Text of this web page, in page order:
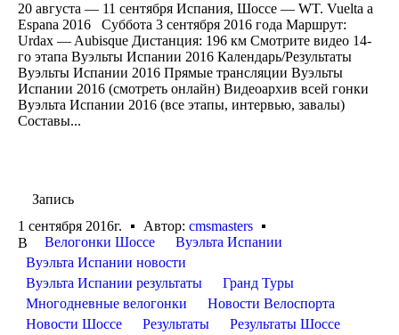
20 августа — 11 сентября Испания, Шоссе — WT. Vuelta a
Espana 2016 Суббота 3 сентября 2016 года Маршрут:
Urdax — Aubisque Дистанция: 196 км Смотрите видео 14-
го этапа Вуэльты Испании 2016 Календарь/Результаты
Вуэльты Испании 2016 Прямые трансляции Вуэльты
Испании 2016 (смотреть онлайн) Видеоархив всей гонки
Вуэльта Испании 2016 (все этапы, интервью, завалы)
Составы...
Запись
1 сентября 2016г.
Автор: cmsmasters
В
Велогонки Шоссе
Вуэльта Испании
Вуэльта Испании новости
Вуэльта Испании результаты
Гранд Туры
Многодневные велогонки
Новости Велоспорта
Новости Шоссе
Результаты
Результаты Шоссе